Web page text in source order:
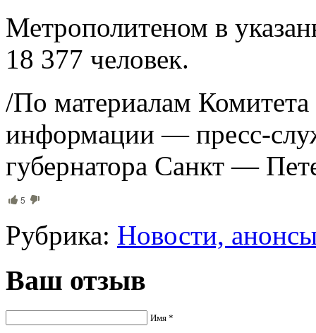
Метрополитеном в
18 377 человек.
/По материалам Комитета
информации — пресс-
губернатора Санкт —
5
Рубрика: Новости,
Ваш отзыв
Имя *